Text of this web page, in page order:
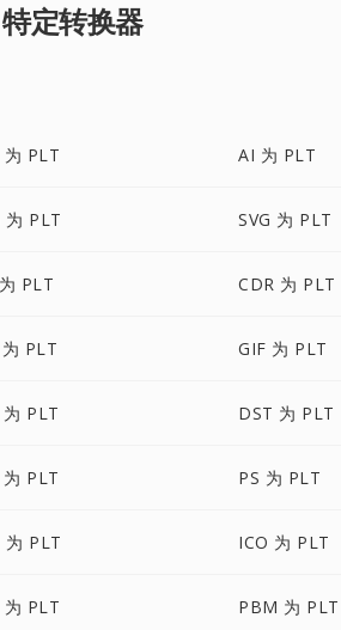
特定转换器
为 PLT AI 为 PLT
为 PLT SVG 为 PLT
PLT CDR 为 PLT
PLT GIF 为 PLT
PLT DST 为 PLT
PLT PS 为 PLT
为 PLT ICO 为 PLT
为 PLT PBM 为 PLT